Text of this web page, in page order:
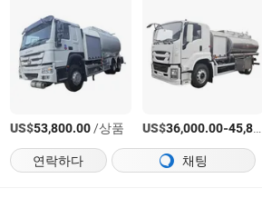
US$53,800.00/상품 US$36,000.00-45,800.00
연락하다 채팅